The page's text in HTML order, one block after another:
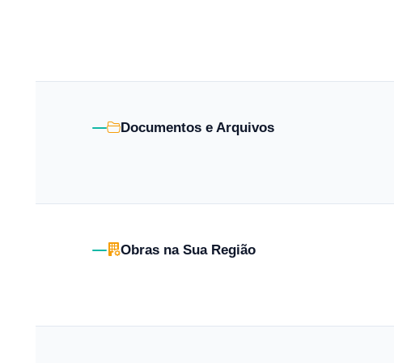
Documentos e Arquivos
Obras na Sua Região